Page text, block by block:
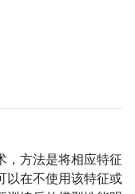
，方法是将相应特征
以在不使用该特征或